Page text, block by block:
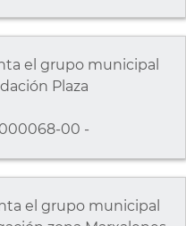
el grupo municipal
Plaza
00 -
el grupo municipal